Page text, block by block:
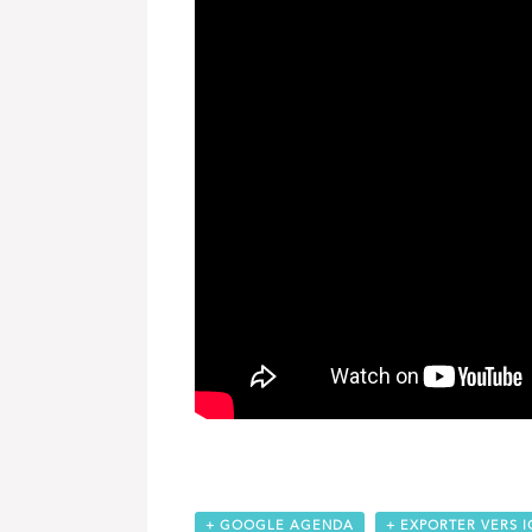
+ GOOGLE AGENDA + EXPORTER VERS